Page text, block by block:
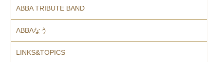
ABBA TRIBUTE BAND
ABBAなう
LINKS&TOPICS